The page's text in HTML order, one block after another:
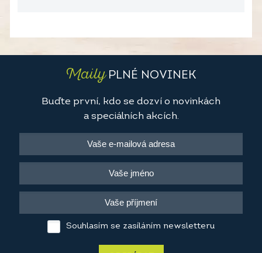
MailyPLNÉ NOVINEK
Buďte první, kdo se dozví o novinkách
a speciálních akcích.
Souhlasím se zasíláním newsletteru